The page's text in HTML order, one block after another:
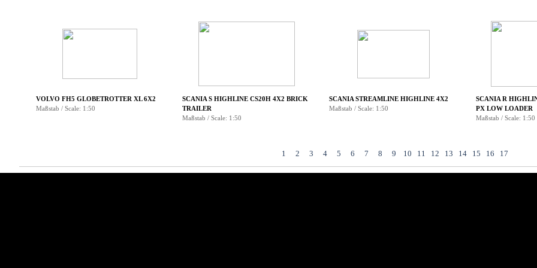
VOLVO FH5 GLOBETROTTER XL 6X2
Maßstab / Scale: 1:50
SCANIA S HIGHLINE CS20H 4X2 BRICK
TRAILER
Maßstab / Scale: 1:50
SCANIA STREAMLINE HIGHLINE 4X2
Maßstab / Scale: 1:50
SCANIA R
PX LOW LOADER
Maßstab / Scale: 1:50
1 2 3 4 5 6 7 8 9 10 11 12 13 14 15 16 17